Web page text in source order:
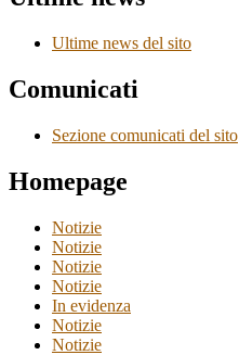
Ultime news del sito
Comunicati
Sezione comunicati del sito
Homepage
Notizie
Notizie
Notizie
Notizie
In evidenza
Notizie
Notizie